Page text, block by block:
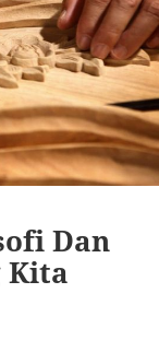
Dan
Kita